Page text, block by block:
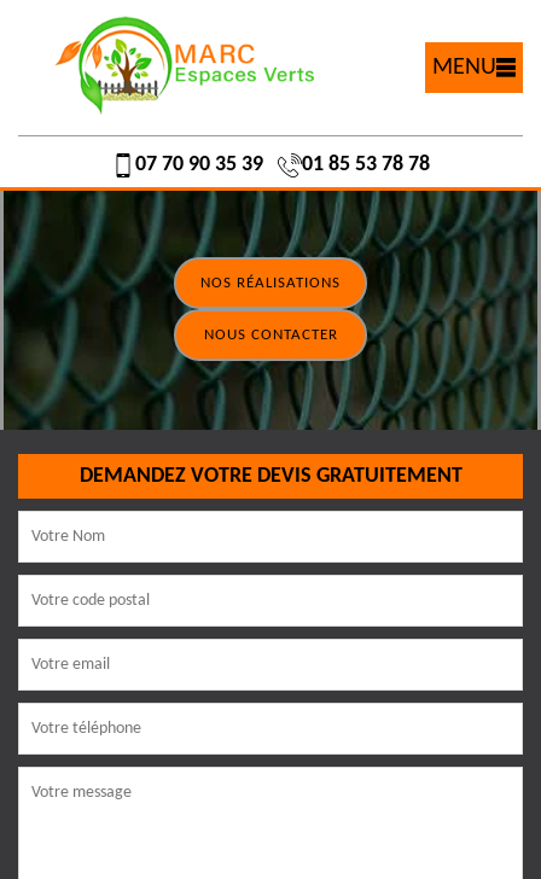
MENU
07 70 90 35 39 01 85 53 78 78
NOS RÉALISATIONS
NOUS CONTACTER
DEMANDEZ VOTRE DEVIS GRATUITEMENT